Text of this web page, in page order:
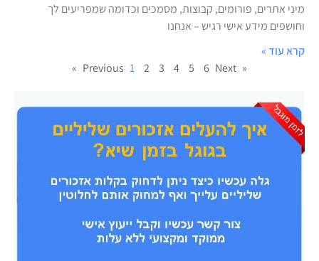
מיני אתרים, פורומים, קבוצות, מסמכים וכדומה שמפריעים לך
וחושפים מידע אישי רגיש – אנחנו
קרא עוד »
« Previous
1 2 3 4 5 6 Next »